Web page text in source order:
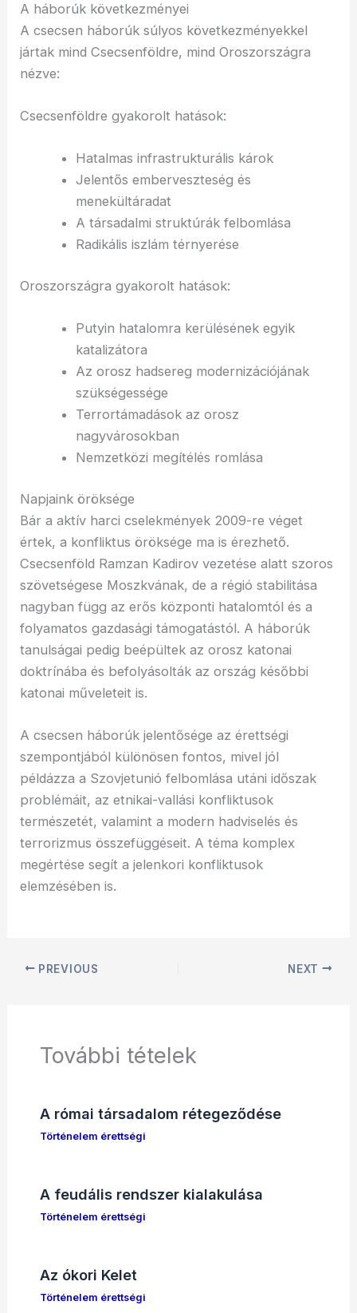
A háborúk következményei
A csecsen háborúk súlyos következményekkel
jártak mind Csecsenföldre, mind Oroszországra
nézve:
Csecsenföldre gyakorolt hatások:
Hatalmas infrastrukturális károk
Jelentős emberveszteség és
menekültáradat
A társadalmi struktúrák felbomlása
Radikális iszlám térnyerése
Oroszországra gyakorolt hatások:
Putyin hatalomra kerülésének egyik
katalizátora
Az orosz hadsereg modernizációjának
szükségessége
Terrortámadások az orosz
nagyvárosokban
Nemzetközi megítélés romlása
Napjaink öröksége
Bár a aktív harci cselekmények 2009-re véget
értek, a konfliktus öröksége ma is érezhető.
Csecsenföld Ramzan Kadirov vezetése alatt szoros
szövetségese Moszkvának, de a régió stabilitása
nagyban függ az erős központi hatalomtól és a
folyamatos gazdasági támogatástól. A háborúk
tanulságai pedig beépültek az orosz katonai
doktrínába és befolyásolták az ország későbbi
katonai műveleteit is.
A csecsen háborúk jelentősége az érettségi
szempontjából különösen fontos, mivel jól
példázza a Szovjetunió felbomlása utáni időszak
problémáit, az etnikai-vallási konfliktusok
természetét, valamint a modern hadviselés és
terrorizmus összefüggéseit. A téma komplex
megértése segít a jelenkori konfliktusok
elemzésében is.
PREVIOUS NEXT
További tételek
A római társadalom rétegeződése
Történelem érettségi
A feudális rendszer kialakulása
Történelem érettségi
Az ókori Kelet
Történelem érettségi